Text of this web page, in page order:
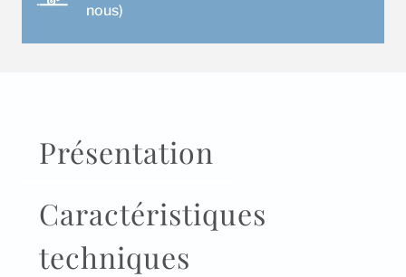
nous)
Présentation
Caractéristiques
techniques